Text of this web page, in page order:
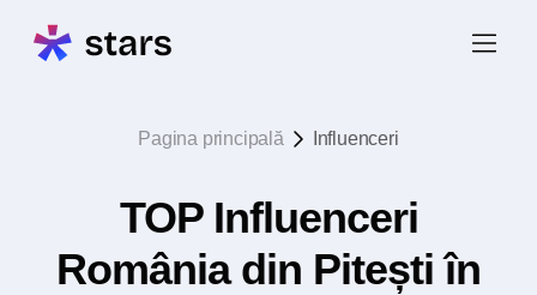
Pagina principală Influenceri
TOP Influenceri
România din Pitești în